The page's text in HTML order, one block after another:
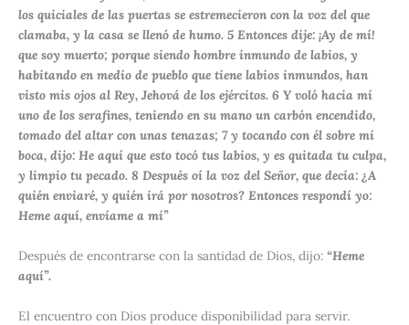
los quiciales de las puertas se estremecieron con la voz del que
clamaba, y la casa se llenó de humo. 5 Entonces dije: ¡Ay de mí!
que soy muerto; porque siendo hombre inmundo de labios, y
habitando en medio de pueblo que tiene labios inmundos, han
visto mis ojos al Rey, Jehová de los ejércitos. 6 Y voló hacia mí
uno de los serafines, teniendo en su mano un carbón encendido,
tomado del altar con unas tenazas; 7y tocando con él sobre mi
boca, dijo: He aquí que esto tocó tus labios, y es quitada tu culpa,
y limpio tu pecado. 8 Después oí la voz del Señor, que decía: ¿A
quién enviaré, y quién irá por nosotros? Entonces respondí yo:
Heme aquí, envíame a mí”
Después de encontrarse con la santidad de Dios, dijo: “Heme
aquí”.
El encuentro con Dios produce disponibilidad para servir.